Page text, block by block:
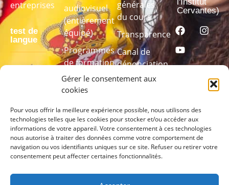
Gérer le consentement aux
cookies
Pour vous offrir la meilleure expérience possible, nous utilisons des
technologies telles que les cookies pour stocker et/ou accéder aux
informations de votre appareil. Votre consentement à ces technologies
nous autorise à traiter des données comme votre comportement de
navigation ou vos identifiants uniques sur ce site. Refuser ou retirer votre
consentement peut affecter certaines fonctionnalités.
entreprises
test de
langue
pour
connaître
votre niveau
PASSEZ
ICI
audiovisuel
(entièrement
équipé)
Programmes
de formation
linguistique
sur mesure
générales
du cours
Transparence
Canal de
dénonciation
Cervantes)